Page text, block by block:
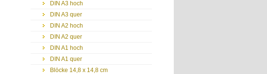
DIN A3 hoch
DIN A3 quer
DIN A2 hoch
DIN A2 quer
DIN A1 hoch
DIN A1 quer
Blöcke 14,8 x 14,8 cm